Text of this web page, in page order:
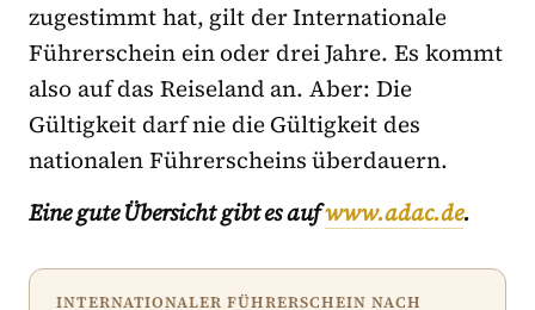
zugestimmt hat, gilt der Internationale
Führerschein ein oder drei Jahre. Es kommt
also auf das Reiseland an. Aber: Die
Gültigkeit darf nie die Gültigkeit des
nationalen Führerscheins überdauern.
Eine gute Übersicht gibt es aufwww.adac.de.
INTERNATIONALER FÜHRERSCHEIN NACH